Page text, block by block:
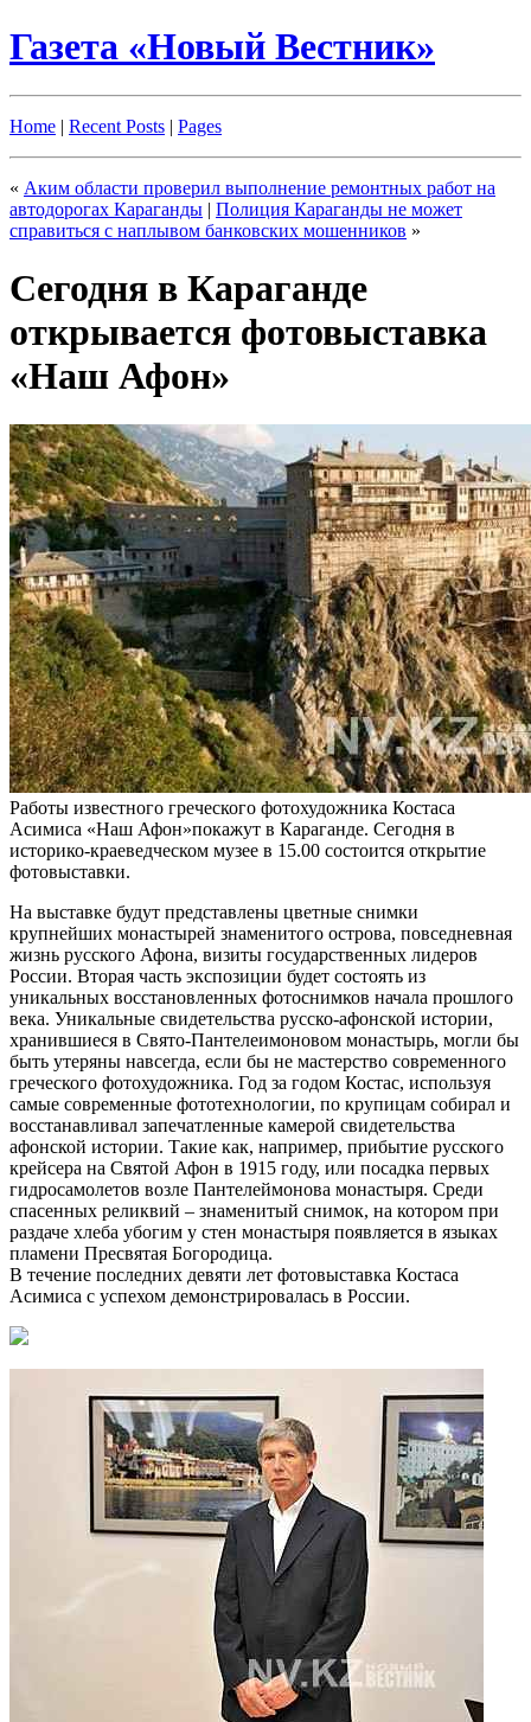
Газета «Новый Вестник»
Home | Recent Posts | Pages
« Аким области проверил выполнение ремонтных работ на
автодорогах Караганды | Полиция Караганды не может
справиться с наплывом банковских мошенников »
Сегодня в Караганде
открывается фотовыставка
«Наш Афон»
Работы известного греческого фотохудожника Костаса
Асимиса «Наш Афон»покажут в Караганде. Сегодня в
историко-краеведческом музее в 15.00 состоится открытие
фотовыставки.
На выставке будут представлены цветные снимки
крупнейших монастырей знаменитого острова, повседневная
жизнь русского Афона, визиты государственных лидеров
России. Вторая часть экспозиции будет состоять из
уникальных восстановленных фотоснимков начала прошлого
века. Уникальные свидетельства русско-афонской истории,
хранившиеся в Свято-Пантелеимоновом монастырь, могли бы
быть утеряны навсегда, если бы не мастерство современного
греческого фотохудожника. Год за годом Костас, используя
самые современные фототехнологии, по крупицам собирал и
восстанавливал запечатленные камерой свидетельства
афонской истории. Такие как, например, прибытие русского
крейсера на Святой Афон в 1915 году, или посадка первых
гидросамолетов возле Пантелеймонова монастыря. Среди
спасенных реликвий – знаменитый снимок, на котором при
раздаче хлеба убогим у стен монастыря появляется в языках
пламени Пресвятая Богородица.
В течение последних девяти лет фотовыставка Костаса
Асимиса с успехом демонстрировалась в России.